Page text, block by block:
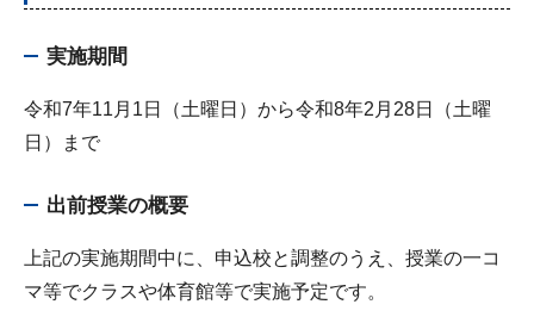
実施期間
令和7年11月1日（土曜日）から令和8年2月28日（土曜
日）まで
出前授業の概要
上記の実施期間中に、申込校と調整のうえ、授業の一コ
マ等でクラスや体育館等で実施予定です。